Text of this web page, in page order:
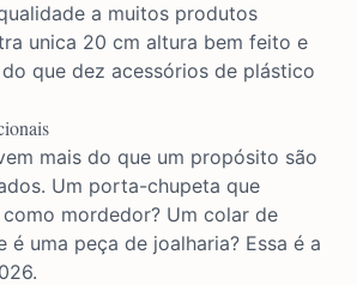
a muitos produtos
unica 20 cm altura bem feito e
que dez acessórios de plástico
mais do que um propósito são
Um porta-chupeta que
mordedor? Um colar de
é uma peça de joalharia? Essa é a